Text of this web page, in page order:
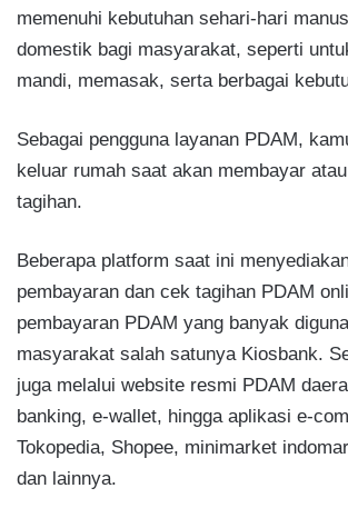
memenuhi kebutuhan sehari-hari
domestik bagi masyarakat, seperti
mandi, memasak, serta berbagai
Sebagai pengguna layanan PDAM,
keluar rumah saat akan membayar
tagihan.
Beberapa platform saat ini
pembayaran dan cek tagihan PDAM
pembayaran PDAM yang banyak
masyarakat salah satunya Kiosbank.
juga melalui website resmi PDAM
banking, e-wallet, hingga aplikasi e-
Tokopedia, Shopee, minimarket
dan lainnya.